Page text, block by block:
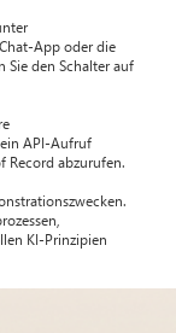
App oder die
Sie den Schalter auf
API-Aufruf
Record abzurufen.
KI-Prinzipien